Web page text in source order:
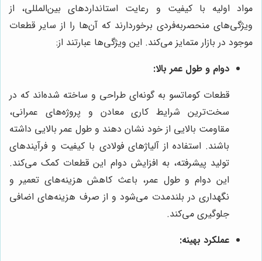
مواد اولیه با کیفیت و رعایت استانداردهای بین‌المللی، از
ویژگی‌های منحصربه‌فردی برخوردارند که آن‌ها را از سایر قطعات
موجود در بازار متمایز می‌کند. این ویژگی‌ها عبارتند از:
دوام و طول عمر بالا:
قطعات کوماتسو به گونه‌ای طراحی و ساخته شده‌اند که در
سخت‌ترین شرایط کاری معادن و پروژه‌های عمرانی،
مقاومت بالایی از خود نشان دهند و طول عمر بالایی داشته
باشند. استفاده از آلیاژهای فولادی با کیفیت و فرآیندهای
تولید پیشرفته، به افزایش دوام این قطعات کمک می‌کند.
این دوام و طول عمر، باعث کاهش هزینه‌های تعمیر و
نگهداری در بلندمدت می‌شود و از صرف هزینه‌های اضافی
جلوگیری می‌کند.
عملکرد بهینه: